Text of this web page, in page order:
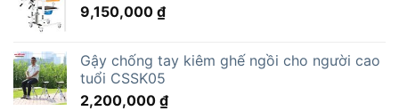
9,150,000 ₫
Gậy chống tay kiêm ghế ngồi cho người cao
tuổi CSSK05
2,200,000 ₫